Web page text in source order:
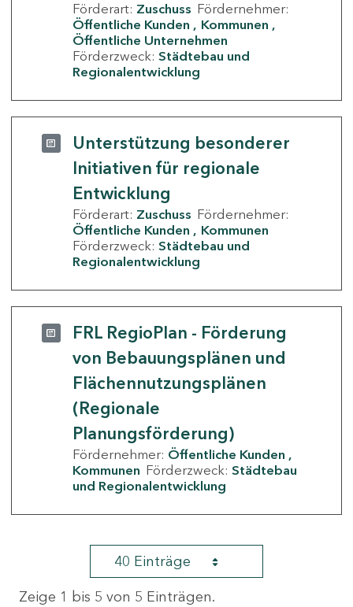
Förderart: Zuschuss Fördernehmer:
Öffentliche Kunden
Kommunen
Öffentliche Unternehmen
Förderzweck: Städtebau und
Regionalentwicklung
Unterstützung besonderer
Initiativen für regionale
Entwicklung
Förderart: Zuschuss Fördernehmer:
Öffentliche Kunden
Kommunen
Förderzweck: Städtebau und
Regionalentwicklung
FRL RegioPlan - Förderung
von Bebauungsplänen und
Flächennutzungsplänen
(Regionale
Planungsförderung)
Fördernehmer: Öffentliche Kunden
Kommunen Förderzweck: Städtebau
und Regionalentwicklung
40 Einträge
Zeige 1 bis 5 von 5 Einträgen.